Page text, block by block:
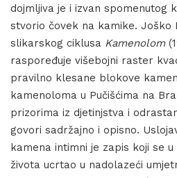
dojmljiva je i izvan spomenutog
stvorio čovek na kamike. Joško
slikarskog ciklusa Kamenolom
raspoređuje višebojni raster
pravilno klesane blokove
kamenoloma u Pučišćima na
prizorima iz djetinjstva i
govori sadržajno i opisno.
kamena intimni je zapis koji se
života ucrtao u nadolazeći